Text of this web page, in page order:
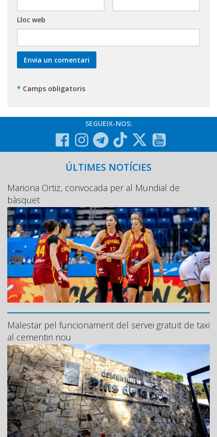
Lloc web
* Camps obligatoris
SEGUEIX-NOS:
ÚLTIMES NOTÍCIES
Mariona Ortiz, convocada per al Mundial de
bàsquet
Malestar pel funcionament del servei gratuït de taxi
al cementiri nou